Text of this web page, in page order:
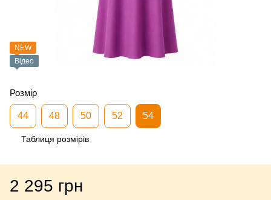
NEW
Відео
Розмір
44 48 50 52 54
Таблиця розмірів
2 295 грн